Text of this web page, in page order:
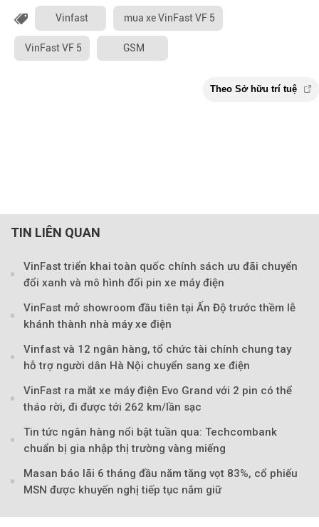
Vinfast mua xe VinFast VF 5
VinFast VF 5 GSM
Theo Sở hữu trí
TIN LIÊN QUAN
VinFast triển khai toàn quốc chính sách ưu đãi chuyển
đổi xanh và mô hình đổi pin xe máy điện
VinFast mở showroom đầu tiên tại Ấn Độ trước thềm lễ
khánh thành nhà máy xe điện
Vinfast và 12 ngân hàng, tổ chức tài chính chung tay
hỗ trợ người dân Hà Nội chuyển sang xe điện
VinFast ra mắt xe máy điện Evo Grand với 2 pin có thể
tháo rời, đi được tới 262 km/lần sạc
Tin tức ngân hàng nổi bật tuần qua: Techcombank
chuẩn bị gia nhập thị trường vàng miếng
Masan báo lãi 6 tháng đầu năm tăng vọt 83%, cổ phiếu
MSN được khuyến nghị tiếp tục nắm giữ